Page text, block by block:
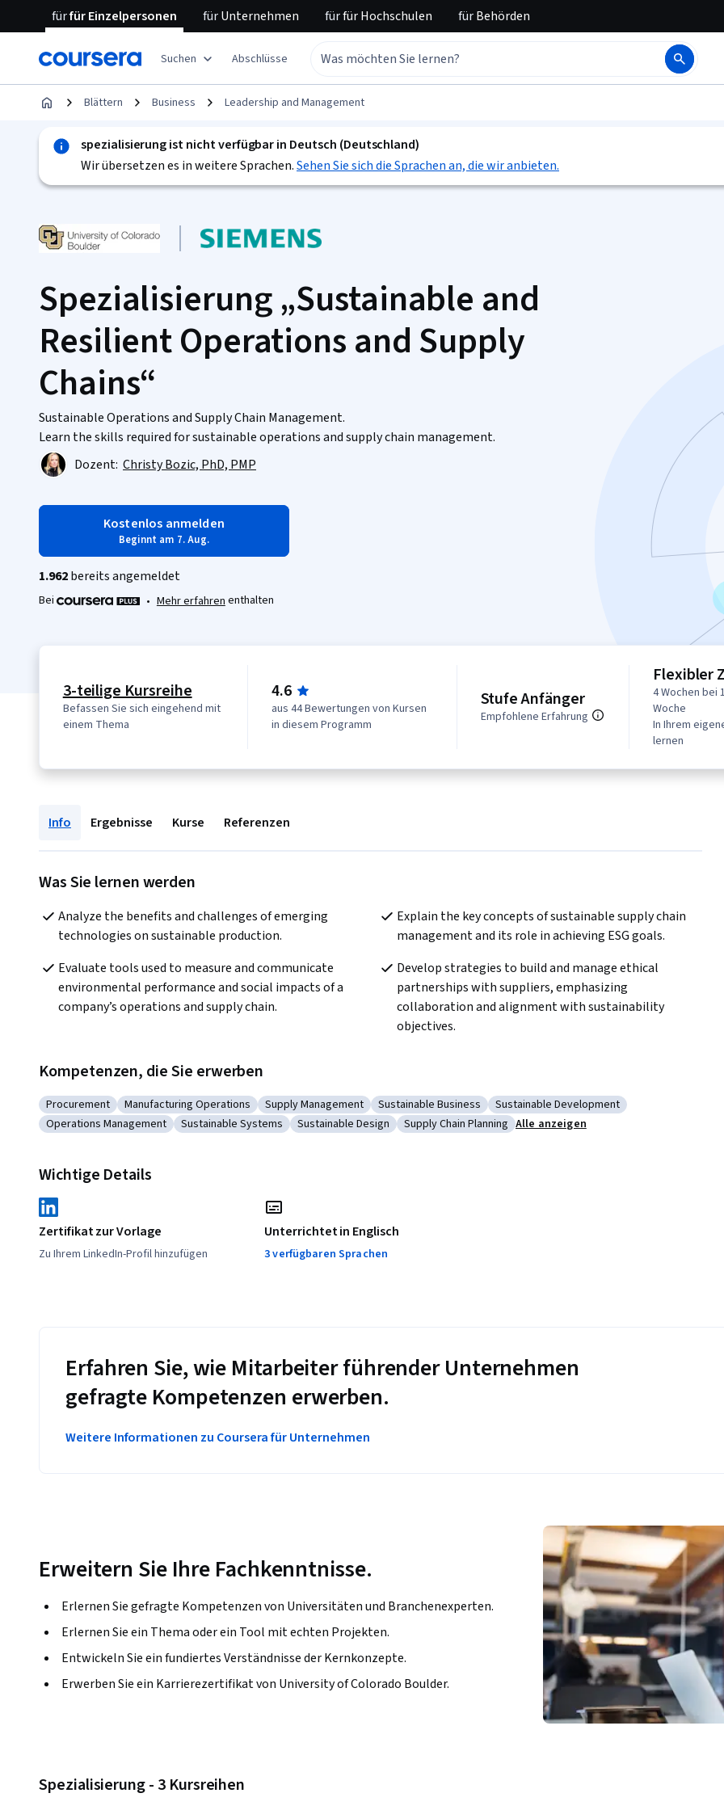
fürfür Einzelpersonen fürUnternehmen fürfür Hochschulen fürBehörden
Suchen Abschlüsse
Blättern Business Leadership and Management
spezialisierung ist nicht verfügbar in Deutsch (Deutschland)
Wir übersetzen es in weitere Sprachen.Sehen Sie sich die Sprachen an, die wir anbieten.
Spezialisierung „Sustainable and
Resilient Operations and Supply
Chains“
Sustainable Operations and Supply Chain Management.
Learn the skills required for sustainable operations and supply chain management.
Dozent: Christy Bozic, PhD, PMP
Kostenlos anmelden
Beginnt am 7. Aug.
1.962bereits angemeldet
Bei • Mehr erfahren enthalten
3-teilige Kursreihe
Befassen Sie sich eingehend mit
einem Thema
4.6
aus 44 Bewertungen von Kursen
in diesem Programm
Stufe Anfänger
Empfohlene Erfahrung
Flexibler
4 Wochen bei
Woche
In Ihrem
lernen
Info Ergebnisse Kurse Referenzen
Was Sie lernen werden
Analyze the benefits and challenges of emerging
technologies on sustainable production.
Explain the key concepts of sustainable supply chain
management and its role in achieving ESG goals.
Evaluate tools used to measure and communicate
environmental performance and social impacts of a
company’s operations and supply chain.
Develop strategies to build and manage ethical
partnerships with suppliers, emphasizing
collaboration and alignment with sustainability
objectives.
Kompetenzen, die Sie erwerben
Kategorie: Procurement
Procurement Kategorie: Manufacturing Operations
Manufacturing Operations Kategorie: Supply Management
Supply Management Kategorie: Sustainable Business
Sustainable Business Kategorie: Sustainable Development
Sustainable Development
Kategorie: Operations Management
Operations Management Kategorie: Sustainable Systems
Sustainable Systems Kategorie: Sustainable Design
Sustainable Design Kategorie: Supply Chain Planning
Supply Chain Planning Alle anzeigen
Wichtige Details
Zertifikat zur Vorlage
Zu Ihrem LinkedIn-Profil hinzufügen
Unterrichtet in Englisch
3 verfügbaren Sprachen
Erfahren Sie, wie Mitarbeiter führender Unternehmen
gefragte Kompetenzen erwerben.
Weitere Informationen zu Coursera für Unternehmen
Erweitern Sie Ihre Fachkenntnisse.
Erlernen Sie gefragte Kompetenzen von Universitäten und Branchenexperten.
Erlernen Sie ein Thema oder ein Tool mit echten Projekten.
Entwickeln Sie ein fundiertes Verständnisse der Kernkonzepte.
Erwerben Sie ein Karrierezertifikat von University of Colorado Boulder.
Spezialisierung - 3 Kursreihen